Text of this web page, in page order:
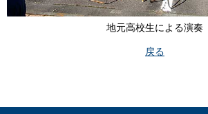
地元高校生による演奏
戻る